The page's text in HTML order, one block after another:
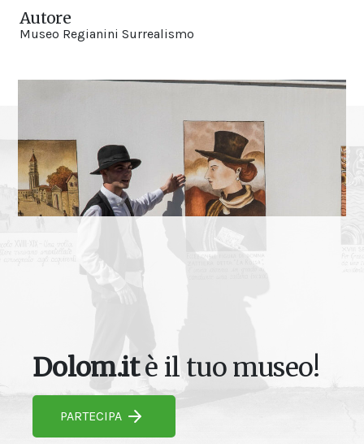
Autore
Museo Regianini Surrealismo
Dolom.itè il tuo museo!
PARTECIPA